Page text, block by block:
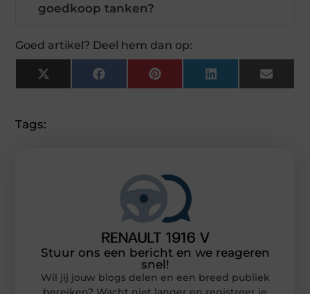
goedkoop tanken?
Goed artikel? Deel hem dan op:
X
(Twitter)
FacebookPinterestLinkedInEmail
Tags:
Stuur ons een bericht en we reageren
snel!
Wil jij jouw blogs delen en een breed publiek